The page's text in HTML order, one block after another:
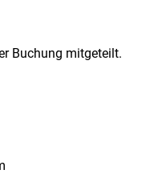
Buchung mitgeteilt.